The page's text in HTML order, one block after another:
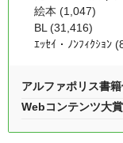
絵本 (1,047)
BL (31,416)
ｴｯｾｲ・ﾉﾝﾌｨｸｼｮﾝ
アルファポリス書
Webコンテンツ大